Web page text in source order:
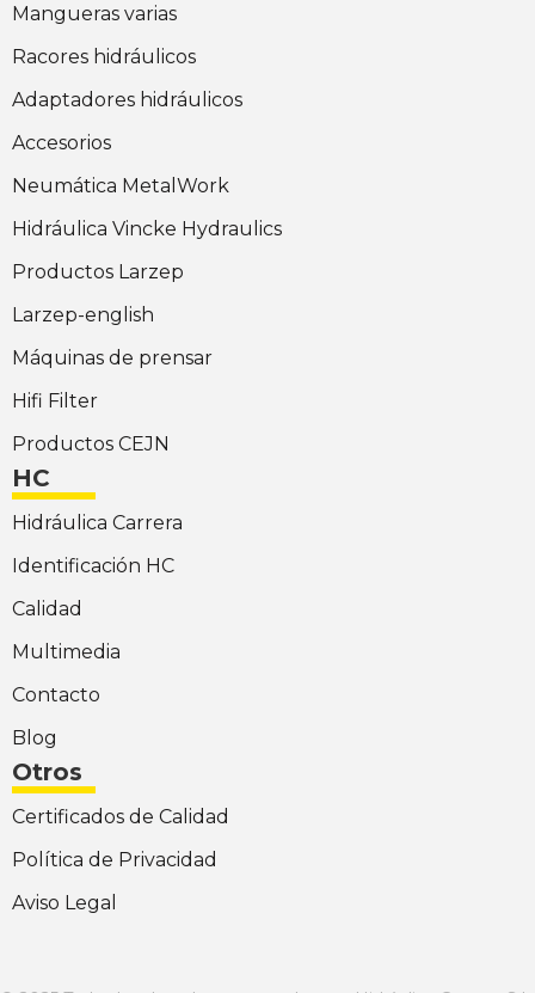
Mangueras varias
Racores hidráulicos
Adaptadores hidráulicos
Accesorios
Neumática MetalWork
Hidráulica Vincke Hydraulics
Productos Larzep
Larzep-english
Máquinas de prensar
Hifi Filter
Productos CEJN
HC
Hidráulica Carrera
Identificación HC
Calidad
Multimedia
Contacto
Blog
Otros
Certificados de Calidad
Política de Privacidad
Aviso Legal